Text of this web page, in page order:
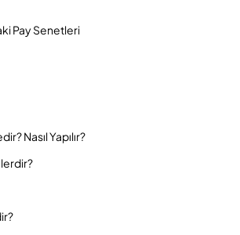
Pay Senetleri
Nasıl Yapılır?